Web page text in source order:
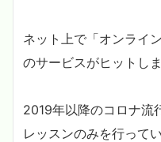
ネット上で「オンライ
のサービスがヒットしま
2019年以降のコロナ流
レッスンのみを行って